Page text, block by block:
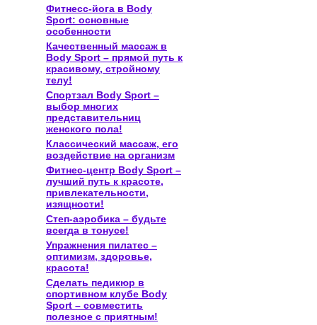
Фитнесс-йога в Body
Sport: основные
особенности
Качественный массаж в
Body Sport – прямой путь к
красивому, стройному
телу!
Спортзал Body Sport –
выбор многих
представительниц
женского пола!
Классический массаж, его
воздействие на организм
Фитнес-центр Body Sport –
лучший путь к красоте,
привлекательности,
изящности!
Степ-аэробика – будьте
всегда в тонусе!
Упражнения пилатес –
оптимизм, здоровье,
красота!
Сделать педикюр в
спортивном клубе Body
Sport – совместить
полезное с приятным!